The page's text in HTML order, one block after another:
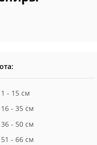
1 - 15 см
16 - 35 см
36 - 50 см
51 - 66 см